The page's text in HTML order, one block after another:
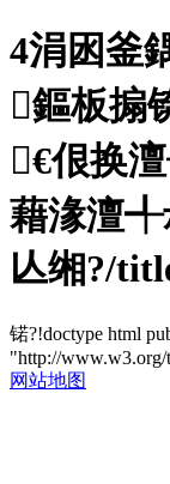
4涓囦釜
鏂板搧
€佷换
藉湪澶╃
亾缃?/
锘?!doctype html
"http://
网站地图